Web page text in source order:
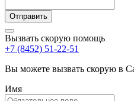
Вызвать скорую помощь
+7 (8452) 51-22-51
Вы можете вызвать скорую в
Имя